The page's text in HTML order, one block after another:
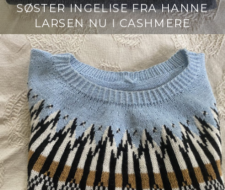
SØSTER INGELISE FRA HANNE
LARSEN NU I CASHMERE